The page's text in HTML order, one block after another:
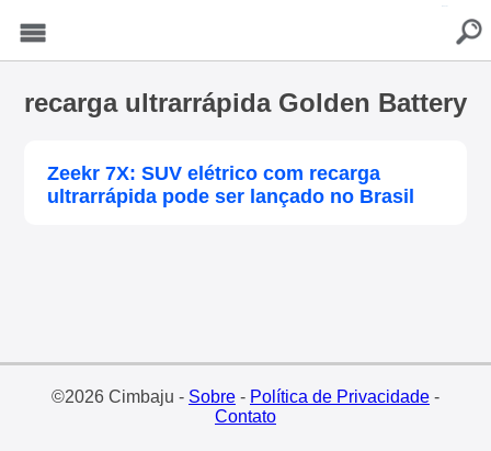
recarga ultrarrápida Golden Battery
Zeekr 7X: SUV elétrico com recarga
ultrarrápida pode ser lançado no Brasil
©2026 Cimbaju - Sobre- Política de Privacidade-
Contato